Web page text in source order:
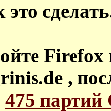
это
Firefox
,
475 партий